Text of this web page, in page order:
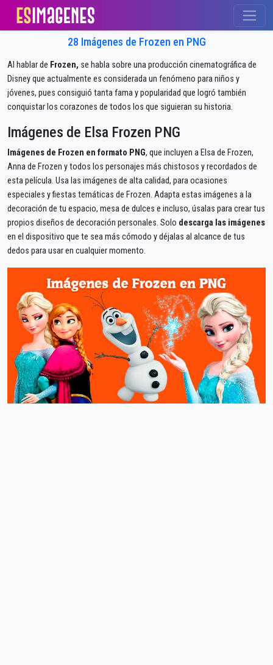
28 Imágenes de Frozen en PNG
Al hablar de Frozen, se habla sobre una producción cinematográfica de
Disney que actualmente es considerada un fenómeno para niños y
jóvenes, pues consiguió tanta fama y popularidad que logró también
conquistar los corazones de todos los que siguieran su historia.
Imágenes de Elsa Frozen PNG
Imágenes de Frozen en formato PNG, que incluyen a Elsa de Frozen,
Anna de Frozen y todos los personajes más chistosos y recordados de
esta película. Usa las imágenes de alta calidad, para ocasiones
especiales y fiestas temáticas de Frozen. Adapta estas imágenes a la
decoración de tu espacio, mesa de dulces e incluso, úsalas para crear tus
propios diseños de decoración personales. Solo descarga las imágenes
en el dispositivo que te sea más cómodo y déjalas al alcance de tus
dedos para usar en cualquier momento.